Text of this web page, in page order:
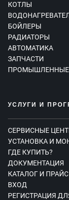
КОТЛЫ
БОЙЛЕРЫ
РАДИАТОРЫ
АВТОМАТИКА
ЗАПЧАСТИ
ПРОМЫШЛЕННЫЕ
УСЛУГИ И
СЕРВИСНЫЕ
УСТАНОВКА И
ГДЕ КУПИТЬ?
ДОКУМЕНТАЦИЯ
КАТАЛОГ И ПРАЙС
ВХОД
РЕГИСТРАЦИЯ